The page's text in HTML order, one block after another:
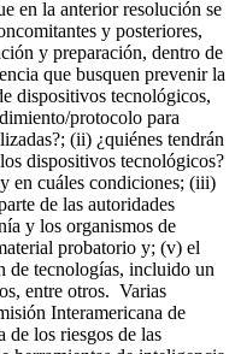
en la anterior resolución se
y posteriores,
y preparación, dentro de
que busquen prevenir la
dispositivos tecnológicos,
protocolo para
(ii) ¿quiénes tendrán
dispositivos tecnológicos?
en cuáles condiciones; (iii)
de las autoridades
y los organismos de
probatorio y; (v) el
de tecnologías, incluido un
entre otros. Varias
Interamericana de
de los riesgos de las